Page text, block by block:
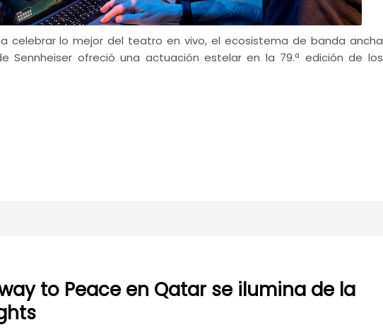
celebrar lo mejor del teatro en vivo, el ecosistema de banda ancha
Sennheiser ofreció una actuación estelar en la 79.ª edición de los
to Peace en Qatar se ilumina de la